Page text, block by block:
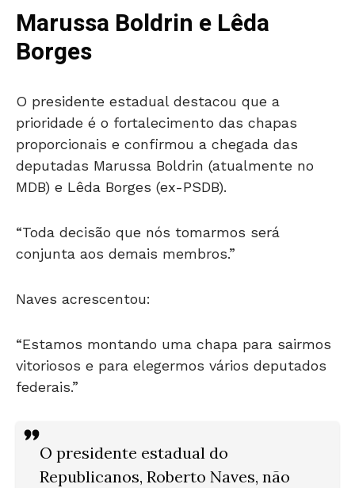
Marussa Boldrin e Lêda
Borges
O presidente estadual destacou que a
prioridade é o fortalecimento das chapas
proporcionais e confirmou a chegada das
deputadas Marussa Boldrin (atualmente no
MDB) e Lêda Borges (ex-PSDB).
“Toda decisão que nós tomarmos será
conjunta aos demais membros.”
Naves acrescentou:
“Estamos montando uma chapa para sairmos
vitoriosos e para elegermos vários deputados
federais.”
O presidente estadual do
Republicanos, Roberto Naves, não